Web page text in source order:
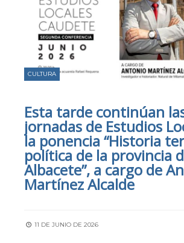
CULTURA
Esta tarde continúan
jornadas de Estudios
la ponencia “Historia
política de la provincia
Albacete”, a cargo de
Martínez Alcalde
11 DE JUNIO DE 2026